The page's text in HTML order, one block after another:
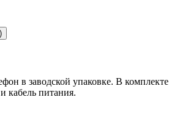
в заводской упаковке. В комплекте
кабель питания.